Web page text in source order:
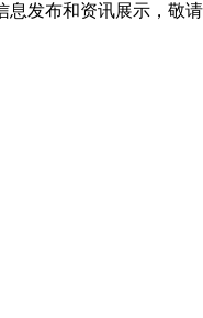
发布和资讯展示，敬请